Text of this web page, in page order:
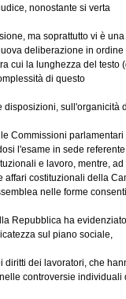
nonostante si verta
ma soprattutto vi è una
deliberazione in ordine
cui la lunghezza del testo
di questo
sull'organicità
Commissioni parlamentari
l'esame in sede referente
e lavoro, mentre, ad
affari costituzionali della
nelle forme
Repubblica ha
sul piano sociale,
diritti dei lavoratori, che
controversie individuali